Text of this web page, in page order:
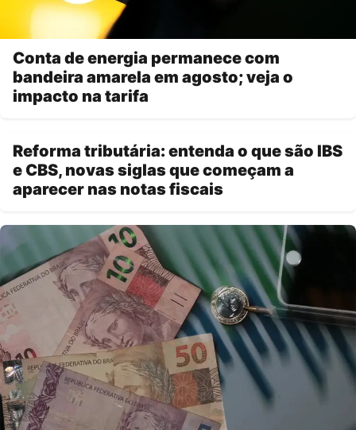
Conta de energia permanece com
bandeira amarela em agosto; veja o
impacto na tarifa
Reforma tributária: entenda o que são IBS
e CBS, novas siglas que começam a
aparecer nas notas fiscais